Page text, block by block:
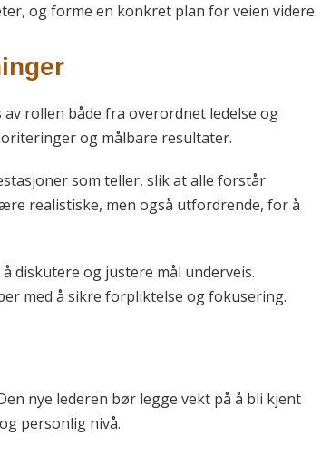
og forme en konkret plan for veien videre.
rollen både fra overordnet ledelse og
og målbare resultater.
som teller, slik at alle forstår
realistiske, men også utfordrende, for å
diskutere og justere mål underveis.
med å sikre forpliktelse og fokusering.
nye lederen bør legge vekt på å bli kjent
personlig nivå.